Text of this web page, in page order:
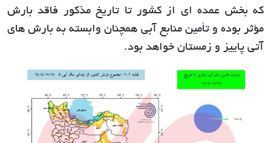
که بخش عمده ای از کشور تا تاریخ مذکور فاقد بارش
مؤثر بوده و تأمین منابع آبی همچنان وابسته به بارش های
آتی پاییز و زمستان خواهد بود.